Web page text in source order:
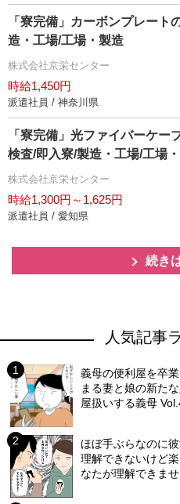
「寮完備」カーボンプレート
造・工場/工場・製造
株式会社京栄センター
時給1,450円
派遣社員 / 神奈川県
「寮完備」光ファイバーケー
検査/即入寮/製造・工場/工場
株式会社京栄センター
時給1,300円～1,625円
派遣社員 / 愛知県
続き
人気記事
義母の便利屋を卒
まる妻と娘の新た
屋扱いする義母
ほぼ手ぶらなのに
理解できないけど
なたが理解できませ